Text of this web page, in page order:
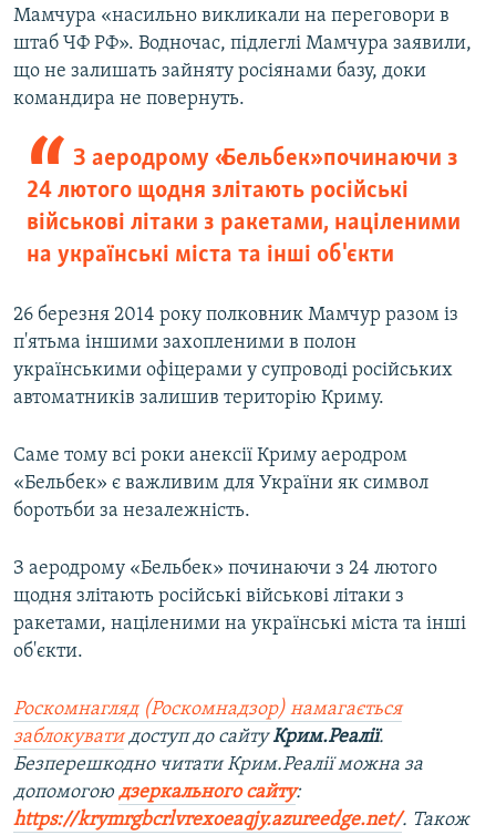
Мамчура «насильно викликали на переговори в
штаб ЧФ РФ». Водночас, підлеглі Мамчура заявили,
що не залишать зайняту росіянами базу, доки
командира не повернуть.
З аеродрому «Бельбек» починаючи з
24 лютого щодня злітають російські
військові літаки з ракетами, націленими
на українські міста та інші об'єкти
26 березня 2014 року полковник Мамчур разом із
п'ятьма іншими захопленими в полон
українськими офіцерами у супроводі російських
автоматників залишив територію Криму.
Саме тому всі роки анексії Криму аеродром
«Бельбек» є важливим для України як символ
боротьби за незалежність.
З аеродрому «Бельбек» починаючи з 24 лютого
щодня злітають російські військові літаки з
ракетами, націленими на українські міста та інші
об'єкти.
Роскомнагляд (Роскомнадзор) намагається
заблокуватидоступ до сайтуКрим.Реалії.
Безперешкодно читати Крим.Реалії можна за
допомогою дзеркального сайту:
https://krymrgbcrlvrexoeaqjy.azureedge.net/. Також